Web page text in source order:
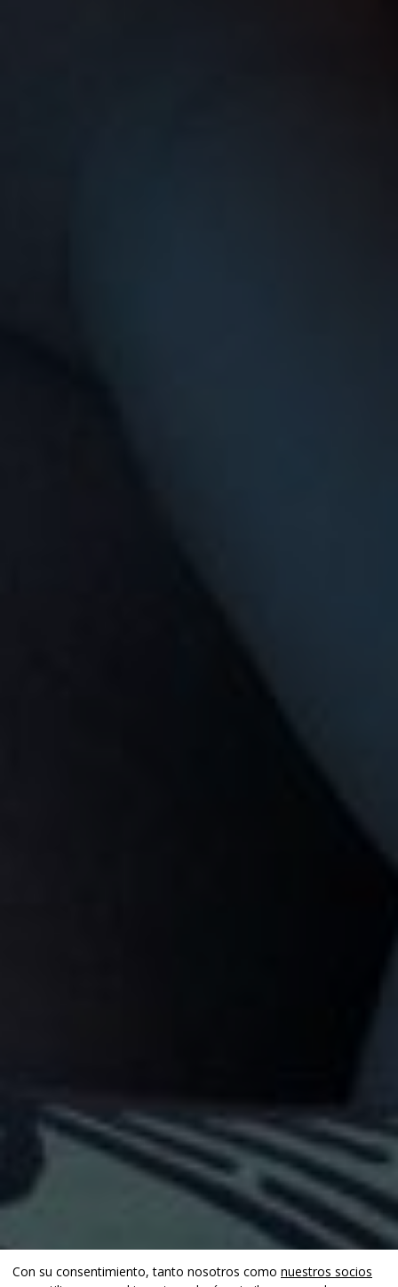
Con su consentimiento, tanto nosotros como nuestros socios